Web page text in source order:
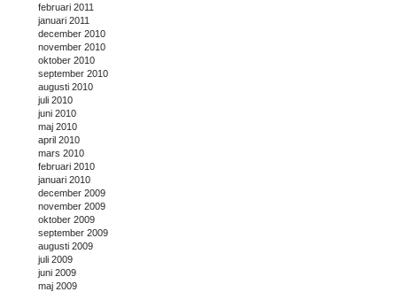
februari 2011
januari 2011
december 2010
november 2010
oktober 2010
september 2010
augusti 2010
juli 2010
juni 2010
maj 2010
april 2010
mars 2010
februari 2010
januari 2010
december 2009
november 2009
oktober 2009
september 2009
augusti 2009
juli 2009
juni 2009
maj 2009